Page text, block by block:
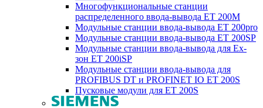
Многофункциональные станции
распределенного ввода-вывода ET 200M
Модульные станции ввода-вывода ET 200pro
Модульные станции ввода-вывода ET 200SP
Модульные станции ввода-вывода для Ex-
зон ET 200iSP
Модульные станции ввода-вывода для
PROFIBUS DT и PROFINET IO ET 200S
Пусковые модули для ET 200S